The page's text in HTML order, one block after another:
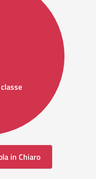
in Chiaro